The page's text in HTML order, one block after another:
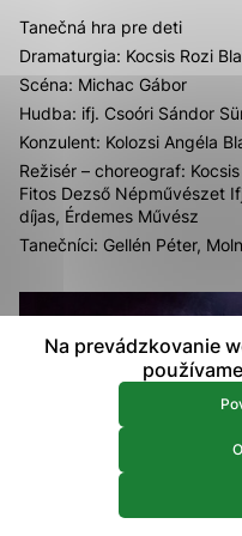
Tanečná hra pre deti
Dramaturgia: Kocsis Rozi
Scéna: Michac Gábor
Hudba: ifj. Csoóri Sándor
Konzulent: Kolozsi Angéla
Režisér – choreograf:
Fitos Dezső Népművészet
díjas, Érdemes Művész
Tanečníci: Gellén Péter,
Na prevádzkovanie
prístup k zabezpečeným
týchto súborov cookie
Analytické cookies
Analytické cookies
pochopiť, ako
mohol stránky
skúsenosť. Všetky dáta
možné ich spojiť s